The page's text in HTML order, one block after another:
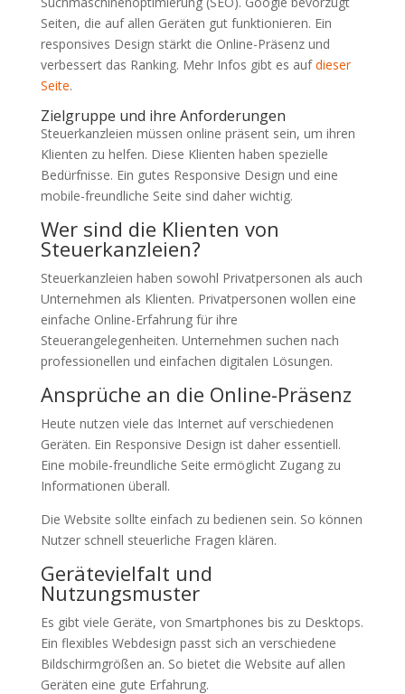
Seiten, die auf allen Geräten gut funktionieren. Ein
responsives Design stärkt die Online-Präsenz und
verbessert das Ranking. Mehr Infos gibt es aufdieser
Seite.
Zielgruppe und ihre Anforderungen
Steuerkanzleien müssen online präsent sein, um ihren
Klienten zu helfen. Diese Klienten haben spezielle
Bedürfnisse. Ein gutes Responsive Design und eine
mobile-freundliche Seite sind daher wichtig.
Wer sind die Klienten von
Steuerkanzleien?
Steuerkanzleien haben sowohl Privatpersonen als auch
Unternehmen als Klienten. Privatpersonen wollen eine
einfache Online-Erfahrung für ihre
Steuerangelegenheiten. Unternehmen suchen nach
professionellen und einfachen digitalen Lösungen.
Ansprüche an die Online-Präsenz
Heute nutzen viele das Internet auf verschiedenen
Geräten. Ein Responsive Design ist daher essentiell.
Eine mobile-freundliche Seite ermöglicht Zugang zu
Informationen überall.
Die Website sollte einfach zu bedienen sein. So können
Nutzer schnell steuerliche Fragen klären.
Gerätevielfalt und
Nutzungsmuster
Es gibt viele Geräte, von Smartphones bis zu Desktops.
Ein flexibles Webdesign passt sich an verschiedene
Bildschirmgrößen an. So bietet die Website auf allen
Geräten eine gute Erfahrung.